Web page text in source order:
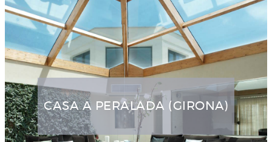
CASA A PERALADA (GIRONA)